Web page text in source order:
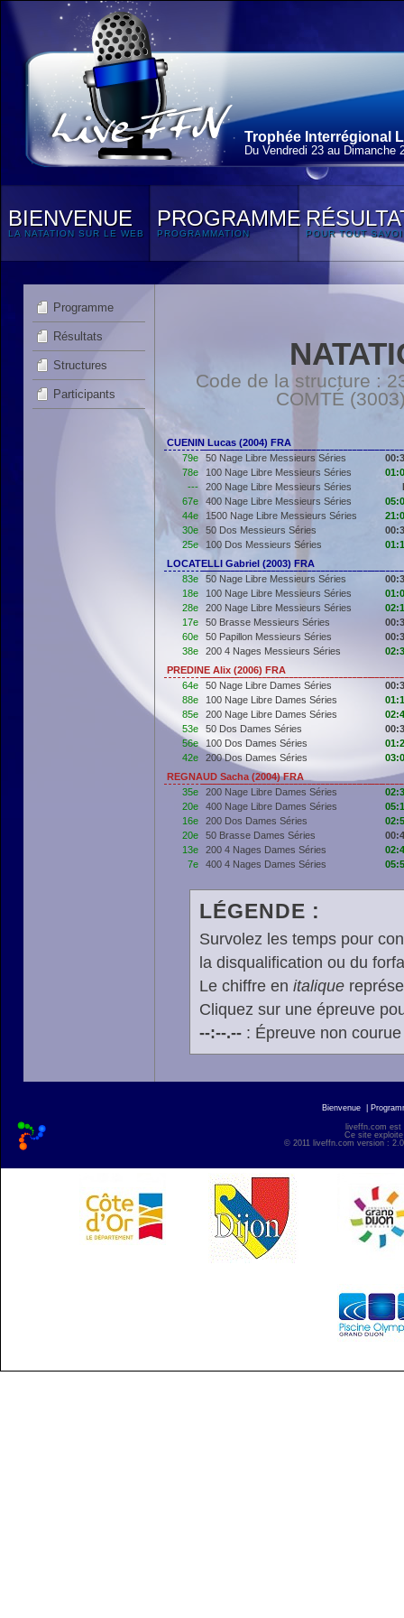
Trophée Interrégional
Du Vendredi 23 au Dimanche
BIENVENUE
LA NATATION SUR LE WEB
PROGRAMME
PROGRAMMATION POUR TOUT
Programme
Résultats
Structures
Participants
Code de la structure :
COMTÉ
CUENIN Lucas (2004) FRA
79e
50 Nage Libre Messieurs Séries
78e
100 Nage Libre Messieurs Séries
---
200 Nage Libre Messieurs Séries
67e
400 Nage Libre Messieurs Séries
44e
1500 Nage Libre Messieurs Séries
30e
50 Dos Messieurs Séries
25e
100 Dos Messieurs Séries
LOCATELLI Gabriel (2003) FRA
83e
50 Nage Libre Messieurs Séries
18e
100 Nage Libre Messieurs Séries
28e
200 Nage Libre Messieurs Séries
17e
50 Brasse Messieurs Séries
60e
50 Papillon Messieurs Séries
38e
200 4 Nages Messieurs Séries
PREDINE Alix (2006) FRA
64e
50 Nage Libre Dames Séries
88e
100 Nage Libre Dames Séries
85e
200 Nage Libre Dames Séries
53e
50 Dos Dames Séries
56e
100 Dos Dames Séries
42e
200 Dos Dames Séries
REGNAUD Sacha (2004) FRA
35e
200 Nage Libre Dames Séries
20e
400 Nage Libre Dames Séries
16e
200 Dos Dames Séries
20e
50 Brasse Dames Séries
13e
200 4 Nages Dames Séries
7e
400 4 Nages Dames Séries
LÉGENDE :
Survolez les temps pour
la disqualification ou du
Le chiffre en italique
Cliquez sur une épreuve
--:--.--: Épreuve non
Bienvenue
liveffn.com est
Ce site
© 2011 liveffn.com version :